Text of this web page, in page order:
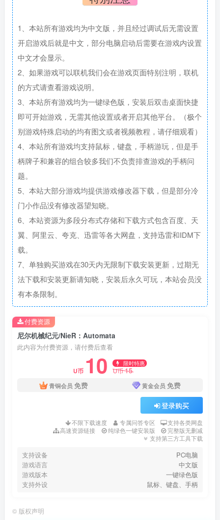
1、本站所有游戏均为中文版，并且经过调试后无需设置
开启游戏后就是中文，部分电脑启动后需要在游戏内设置
中文才会显示。
2、如果游戏可以联机我们会在游戏页面特别注明，联机
的方式请查看游戏说明。
3、本站所有游戏均为一键绿色版，安装后双击桌面快捷
即可开始游戏，无需其他设置或者开启其他平台。（极个
别游戏特殊启动的均有图文或者视频教程，请仔细观看）
4、本站所有游戏均支持鼠标，键盘，手柄游玩，但是手
柄牌子和兼容的组合较多我们不负责排查游戏的手柄问
题。
5、本站大部分游戏均提供游戏修改器下载，但是部分冷
门小作品没有修改器望知晓。
6、本站资源为多段分布式存储和下载方式包含百度、天
翼、阿里云、夸克、迅雷等各大网盘，支持迅雷和IDM下
载。
7、单独购买游戏在30天内无限制下载安装更新，过期无
法下载和安装更新请知晓，安装后永久可玩，本站会员没
有本条限制。
尼尔机械纪元/NieR：Automata
此内容为付费资源，请付费后查看
U币 10 限时特惠
U币15
青铜会员 免费 黄金会员 免费
登录购买
不限下载速度 专属问答专区
支持各类网盘
高速资源链接
纯绿色一键安装版
完整版无删减
支持第三方工具下载
支持设备
PC电脑
游戏语言
中文版
游戏版本
一键绿色版
支持外设
鼠标、键盘、手柄
付费资源
© 版权声明